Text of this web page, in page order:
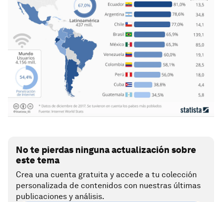
No te pierdas ninguna actualización sobre
este tema
Crea una cuenta gratuita y accede a tu colección
personalizada de contenidos con nuestras últimas
publicaciones y análisis.